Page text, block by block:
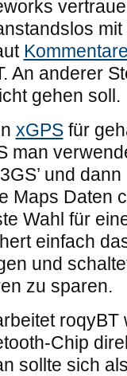
An anderer
gehen soll.
xGPSfür
man
und
Maps Daten
Wahl für
einfach
und
zu sparen.
roqyBT
Chip
sollte sich